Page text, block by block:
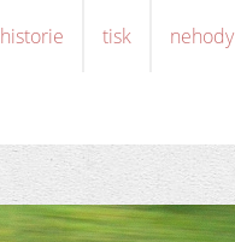
historie tisk nehody